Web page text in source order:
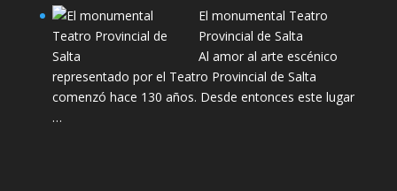
El monumental Teatro
Provincial de Salta
Al amor al arte escénico
representado por el Teatro Provincial de Salta
comenzó hace 130 años. Desde entonces este lugar
…